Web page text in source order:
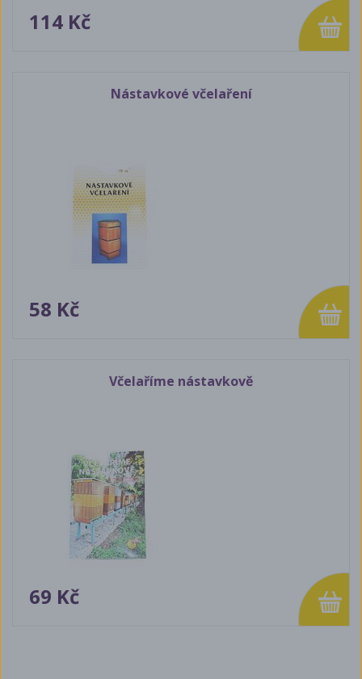
114 Kč
Nástavkové včelaření
58 Kč
Včelaříme nástavkově
69 Kč